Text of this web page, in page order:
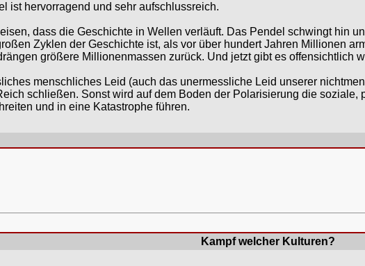
ist hervorragend und sehr aufschlussreich.
dass die Geschichte in Wellen verläuft. Das Pendel schwingt hin
Zyklen der Geschichte ist, als vor über hundert Jahren Millionen
größere Millionenmassen zurück. Und jetzt gibt es offensichtlich
menschliches Leid (auch das unermessliche Leid unserer
schließen. Sonst wird auf dem Boden der Polarisierung die
und in eine Katastrophe führen.
Kampf welcher Kulturen?